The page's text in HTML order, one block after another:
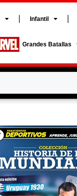
Infantil
Grandes Batallas